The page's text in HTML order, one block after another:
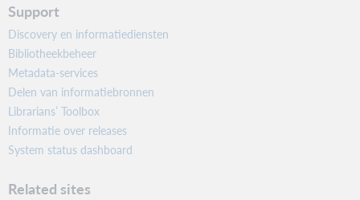
Support
Discovery en informatiediensten
Bibliotheekbeheer
Metadata-services
Delen van informatiebronnen
Librarians’ Toolbox
Informatie over releases
System status dashboard
Related sites